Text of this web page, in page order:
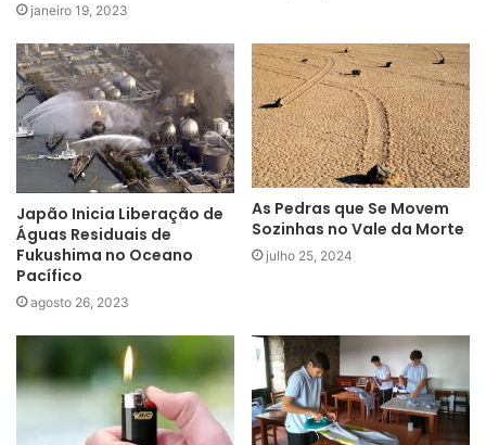
janeiro 19, 2023
Japão Inicia Liberação de
Águas Residuais de
Fukushima no Oceano
Pacífico
agosto 26, 2023
As Pedras que Se Movem
Sozinhas no Vale da Morte
julho 25, 2024